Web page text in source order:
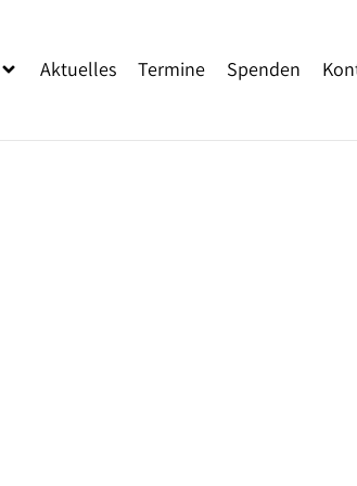
Aktuelles Termine Spenden